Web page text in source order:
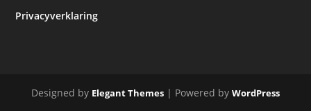
Privacyverklaring
Designed by Elegant Themes | Powered by WordPress